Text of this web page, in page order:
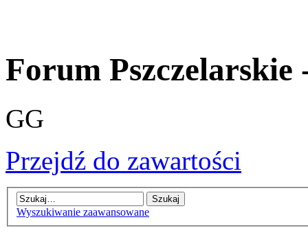
Forum Pszczelarskie
GG
Przejdź do zawartości
Wyszukiwanie zaawansowane